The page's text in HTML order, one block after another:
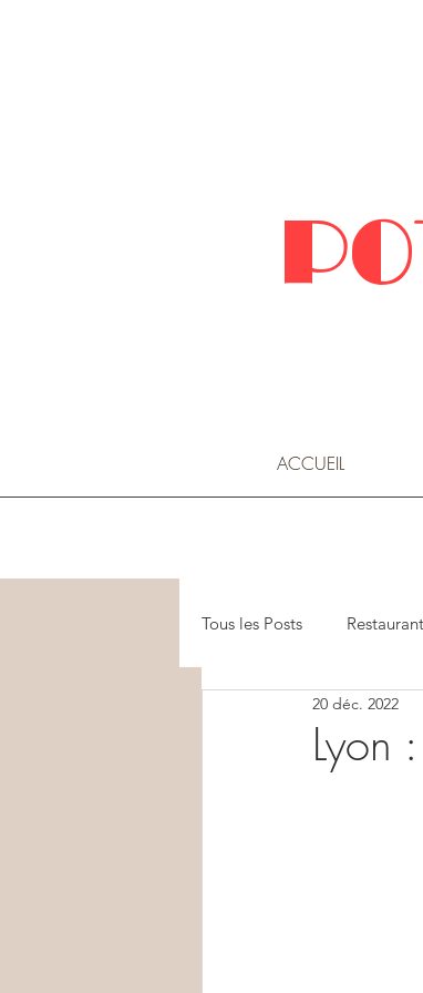
ACCUEIL
Tous les Posts
Lyon
20 déc. 2022